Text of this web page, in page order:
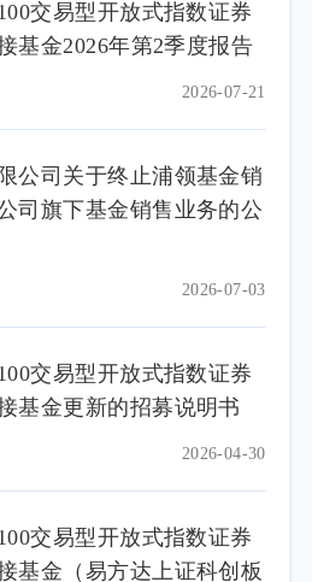
交易型开放式指数证券
基金2026年第2季度报告
2026-07-21
公司关于终止浦领基金销
司旗下基金销售业务的公
2026-07-03
交易型开放式指数证券
基金更新的招募说明书
2026-04-30
交易型开放式指数证券
基金（易方达上证科创板